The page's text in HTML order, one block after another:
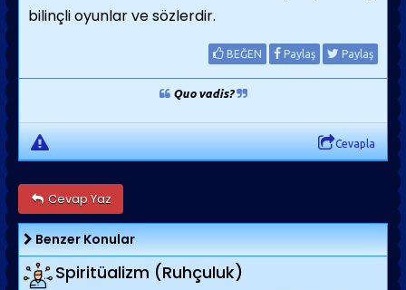
bilinçli oyunlar ve sözlerdir.
BEĞEN Paylaş Paylaş
Quo vadis?
Cevapla
Cevap Yaz
Benzer Konular
Spiritüalizm (Ruhçuluk)